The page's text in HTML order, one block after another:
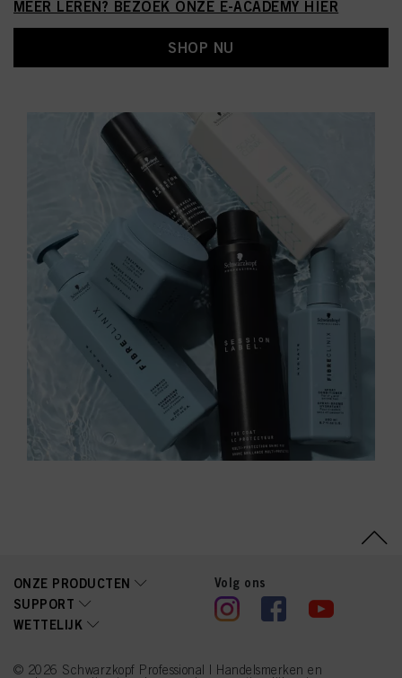
MEER LEREN? BEZOEK ONZE E-ACADEMY HIER
SHOP NU
ONZE PRODUCTEN
SUPPORT
WETTELIJK
Volg ons
© 2026 Schwarzkopf Professional | Handelsmerken en